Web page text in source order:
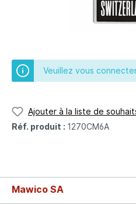
Veuillez vous
Ajouter à la liste de
Réf. produit : 1270CM6A
Mawico SA